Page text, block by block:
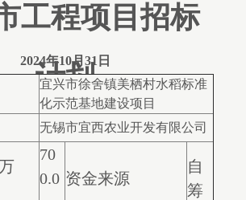
工程项目招标
计划
2024年10月31日
宜兴市徐舍镇美栖村水稻标准
化示范基地建设项目
无锡市宜西农业开发有限公司
70
0.0 资金来源
自
筹